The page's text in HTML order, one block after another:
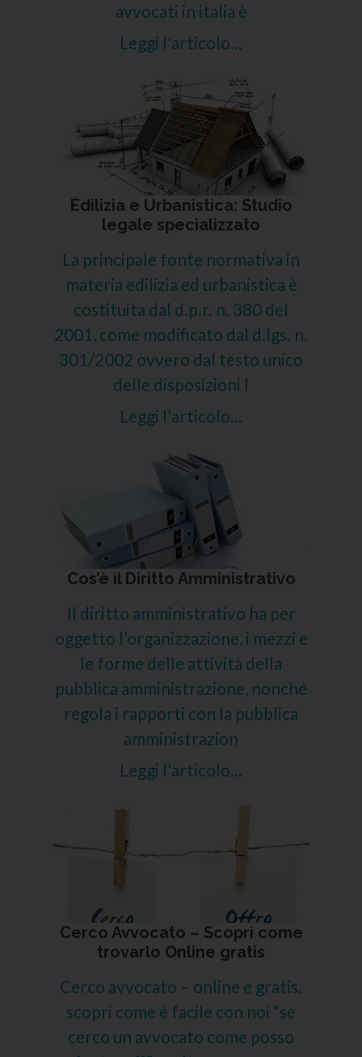
avvocati in italia è
Leggi l'articolo...
Edilizia e Urbanistica: Studio
legale specializzato
La principale fonte normativa in
materia edilizia ed urbanistica è
costituita dal d.p.r. n. 380 del
2001, come modificato dal d.lgs. n.
301/2002 ovvero dal testo unico
delle disposizioni l
Leggi l'articolo...
Cos’è il Diritto Amministrativo
Il diritto amministrativo ha per
oggetto l’organizzazione, i mezzi e
le forme delle attività della
pubblica amministrazione, nonché
regola i rapporti con la pubblica
amministrazion
Leggi l'articolo...
Cerco Avvocato – Scopri come
trovarlo Online gratis
Cerco avvocato – online e gratis.
scopri come è facile con noi “se
cerco un avvocato come posso